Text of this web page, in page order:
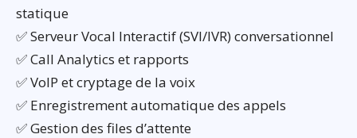
statique
✅ Serveur Vocal Interactif (SVI/IVR) conversationnel
✅ Call Analytics et rapports
✅ VoIP et cryptage de la voix
✅ Enregistrement automatique des appels
✅ Gestion des files d’attente